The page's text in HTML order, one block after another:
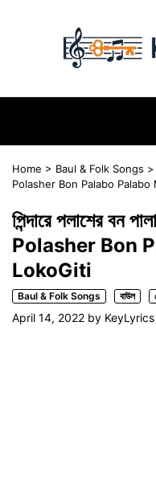
Home > Baul & Folk Songs >
Polasher Bon Palabo
পিন্দারে পলাশের বন
Polasher Bon
LokoGiti
Baul & Folk Songs বাউল
April 14, 2022 by